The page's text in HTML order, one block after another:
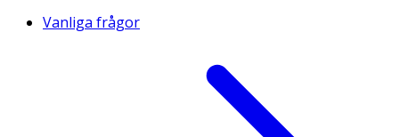
Vanliga frågor